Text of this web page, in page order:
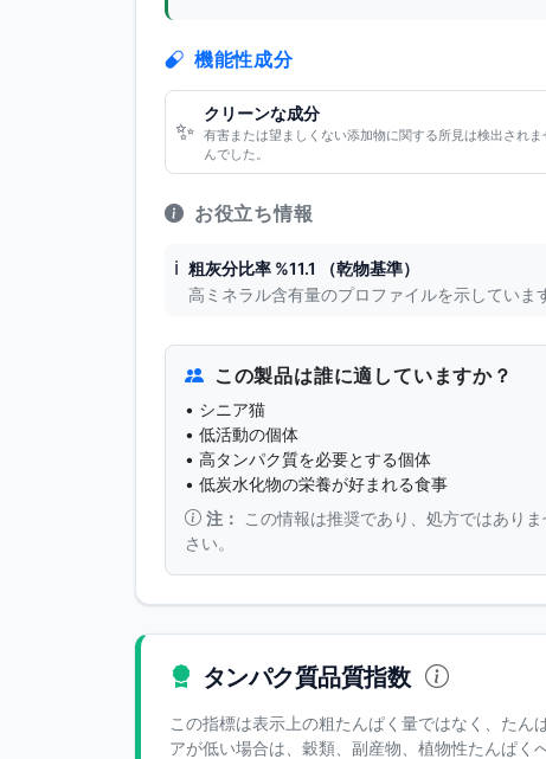
機能性成分
✨
クリーンな成分
有害または望ましくない添加物に関する所見は検出されま
んでした。
お役立ち情報
ℹ️ 粗灰分比率 %11.1 （乾物基準）
高ミネラル含有量のプロファイルを示していま
この製品は誰に適していますか？
• シニア猫
• 低活動の個体
• 高タンパク質を必要とする個体
• 低炭水化物の栄養が好まれる食事
注：
この情報は推奨であり、処方ではあり
さい。
タンパク質品質指数
この指標は表示上の粗たんぱく量ではなく、た
アが低い場合は、穀類、副産物、植物性たんぱ